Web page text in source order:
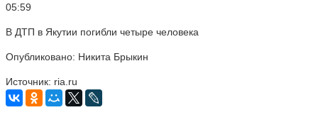
05:59
В ДТП в Якутии погибли четыре человека
Опубликовано: Никита Брыкин
Источник: ria.ru